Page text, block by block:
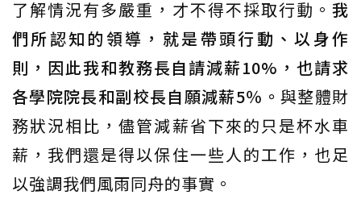
了解情況有多嚴重，才不得不採取行動。 我
們所認知的領導，就是帶頭行動、以身作
則，因此我和教務長自請減薪10%，也請求
各學院院長和副校長自願減薪5％。 與整體財
務狀況相比，儘管減薪省下來的只是杯水車
薪，我們還是得以保住一些人的工作，也足
以強調我們風雨同舟的事實。